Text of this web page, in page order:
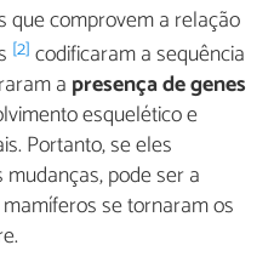
que comprovem a relação
[2] codificaram a sequência
a presença de genes
esquelético e
Portanto, se eles
pode ser a
se tornaram os